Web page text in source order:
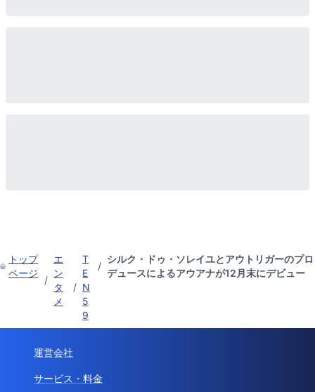
トップ
ページ
/
エ
ン
タ
メ
/
T
E
N
5
9
/
シルク・ドゥ・ソレイユとアウトリガーのプロ
デュースによるアウアナが12月末にデビュー
運営会社
サービス・料金